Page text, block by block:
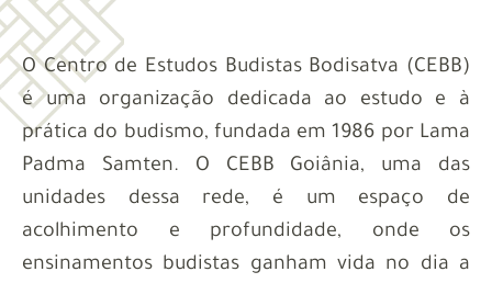
O Centro de Estudos Budistas Bodisatva (CEBB)
é uma organização dedicada ao estudo e à
prática do budismo, fundada em 1986 por Lama
Padma Samten. O CEBB Goiânia, uma das
unidades dessa rede, é um espaço de
acolhimento e profundidade, onde os
ensinamentos budistas ganham vida no dia a